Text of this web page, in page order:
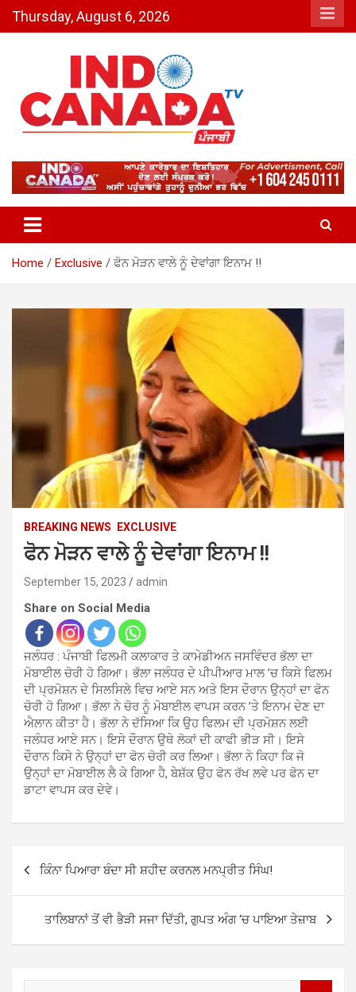
Thursday, August 6, 2026
Indo Canada TV – The Most
Active India-Canada News
Channel
Home Exclusive ਫੋਨ ਮੋੜਨ ਵਾਲੇ ਨੂੰ ਦੇਵਾਂਗਾ ਇਨਾਮ !!
BREAKING NEWS EXCLUSIVE
ਫੋਨ ਮੋੜਨ ਵਾਲੇ ਨੂੰ ਦੇਵਾਂਗਾ ਇਨਾਮ !!
September 15, 2023 admin
Share on Social Media
ਜਲੰਧਰ : ਪੰਜਾਬੀ ਫਿਲਮੀ ਕਲਾਕਾਰ ਤੇ ਕਾਮੇਡੀਅਨ ਜਸਵਿੰਦਰ ਭੱਲਾ ਦਾ
ਮੋਬਾਈਲ ਚੋਰੀ ਹੋ ਗਿਆ। ਭੱਲਾ ਜਲੰਧਰ ਦੇ ਪੀਪੀਆਰ ਮਾਲ ’ਚ ਕਿਸੇ ਫਿਲਮ
ਦੀ ਪ੍ਰਮੋਸ਼ਨ ਦੇ ਸਿਲਸਿਲੇ ਵਿਚ ਆਏ ਸਨ ਅਤੇ ਇਸ ਦੌਰਾਨ ਉਨ੍ਹਾਂ ਦਾ ਫੋਨ
ਚੋਰੀ ਹੋ ਗਿਆ। ਭੱਲਾ ਨੇ ਚੋਰ ਨੂੰ ਮੋਬਾਈਲ ਵਾਪਸ ਕਰਨ ’ਤੇ ਇਨਾਮ ਦੇਣ ਦਾ
ਐਲਾਨ ਕੀਤਾ ਹੈ। ਭੱਲਾ ਨੇ ਦੱਸਿਆ ਕਿ ਉਹ ਫਿਲਮ ਦੀ ਪ੍ਰਮੋਸ਼ਨ ਲਈ
ਜਲੰਧਰ ਆਏ ਸਨ। ਇਸੇ ਦੌਰਾਨ ਉਥੇ ਲੋਕਾਂ ਦੀ ਕਾਫੀ ਭੀੜ ਸੀ। ਇਸੇ
ਦੌਰਾਨ ਕਿਸੇ ਨੇ ਉਨ੍ਹਾਂ ਦਾ ਫੋਨ ਚੋਰੀ ਕਰ ਲਿਆ। ਭੱਲਾ ਨੇ ਕਿਹਾ ਕਿ ਜੋ
ਉਨ੍ਹਾਂ ਦਾ ਮੋਬਾਈਲ ਲੈ ਕੇ ਗਿਆ ਹੈ, ਬੇਸ਼ੱਕ ਉਹ ਫੋਨ ਰੱਖ ਲਵੇ ਪਰ ਫੋਨ ਦਾ
ਡਾਟਾ ਵਾਪਸ ਕਰ ਦੇਵੇ।
Post
ਕਿੰਨਾ ਪਿਆਰਾ ਬੰਦਾ ਸੀ ਸ਼ਹੀਦ ਕਰਨਲ ਮਨਪ੍ਰੀਤ ਸਿੰਘ!
ਤਾਲਿਬਾਨਾਂ ਤੋਂ ਵੀ ਭੈੜੀ ਸਜਾ ਦਿੱਤੀ, ਗੁਪਤ ਅੰਗ ‘ਚ ਪਾਇਆ ਤੇਜ਼ਾਬ